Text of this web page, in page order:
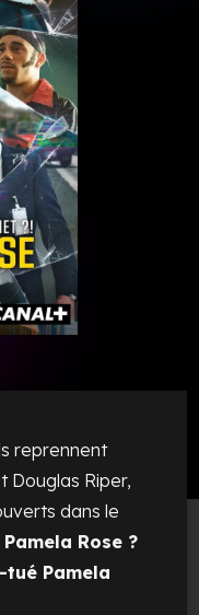
reprennent
Douglas Riper,
dans le
Rose ?
tué Pamela